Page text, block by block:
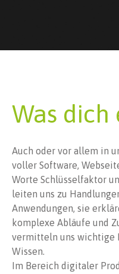
Was
Auch oder vor allem in
voller Software,
Worte Schlüsselfaktor
leiten uns zu
Anwendungen, sie
komplexe Abläufe und
vermitteln uns wichtige
Wissen.
Im Bereich digitaler